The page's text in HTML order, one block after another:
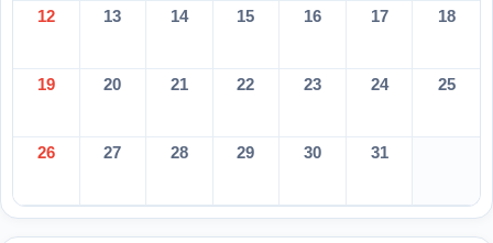
12 13 14 15 16 17 18
19 20 21 22 23 24 25
26 27 28 29 30 31